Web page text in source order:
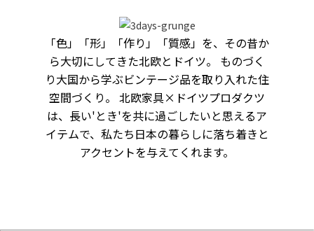
「色」「形」「作り」「質感」を、その昔か
ら大切にしてきた北欧とドイツ。 ものづく
り大国から学ぶビンテージ品を取り入れた住
空間づくり。 北欧家具×ドイツプロダクツ
は、長い'とき'を共に過ごしたいと思えるア
イテムで、私たち日本の暮らしに落ち着きと
アクセントを与えてくれます。